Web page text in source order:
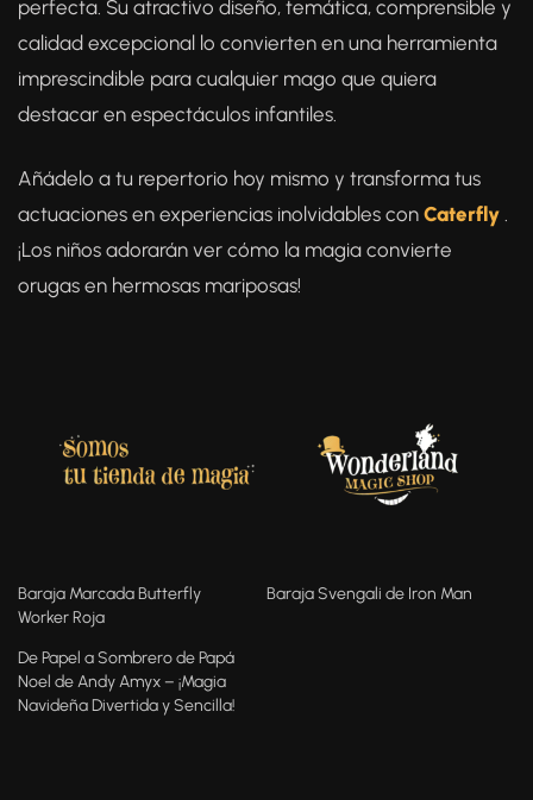
perfecta. Su atractivo diseño, temática, comprensible y
calidad excepcional lo convierten en una herramienta
imprescindible para cualquier mago que quiera
destacar en espectáculos infantiles.
Añádelo a tu repertorio hoy mismo y transforma tus
actuaciones en experiencias inolvidables con Caterfly .
¡Los niños adorarán ver cómo la magia convierte
orugas en hermosas mariposas!
Baraja Marcada Butterfly
Worker Roja
Baraja Svengali de Iron Man
De Papel a Sombrero de Papá
Noel de Andy Amyx – ¡Magia
Navideña Divertida y Sencilla!